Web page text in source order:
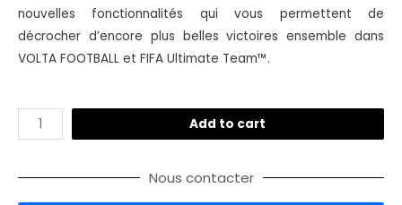
nouvelles fonctionnalités qui vous permettent de
décrocher d’encore plus belles victoires ensemble dans
VOLTA FOOTBALL et FIFA Ultimate Team™.
Add to cart
Nous contacter